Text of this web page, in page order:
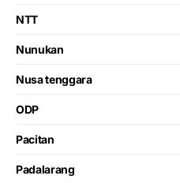
NTT
Nunukan
Nusa tenggara
ODP
Pacitan
Padalarang